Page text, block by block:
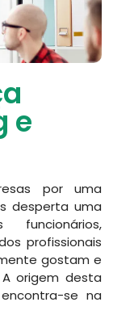
e
por uma
desperta uma
profissionais
gostam e
origem desta
se na